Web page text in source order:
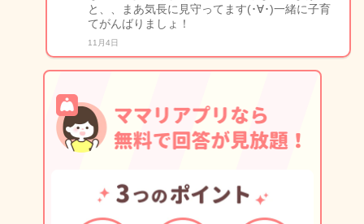
と、、まあ気長に見守ってます(･∀･)一緒に子育
てがんばりましょ！
11月4日